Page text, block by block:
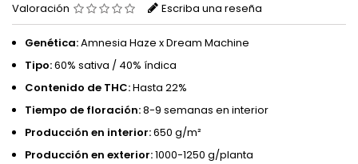
Valoración Escriba una reseña
Genética:Amnesia Haze x Dream Machine
Tipo:60% sativa / 40% índica
Contenido de THC:Hasta 22%
Tiempo de floración:8-9 semanas en interior
Producción en interior:650 g/m²
Producción en exterior:1000-1250 g/planta